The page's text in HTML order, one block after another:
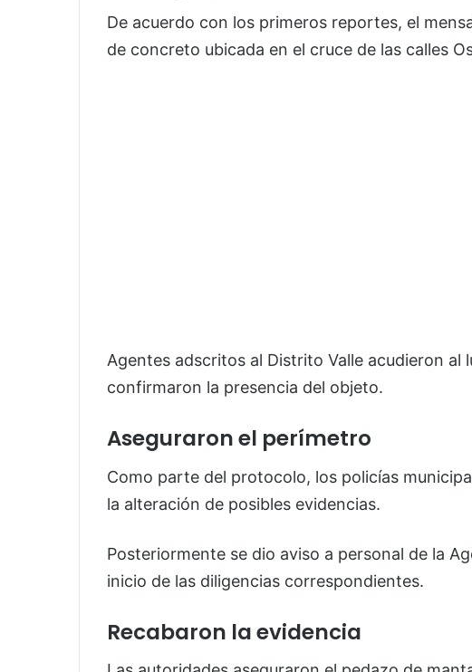
De acuerdo con los primeros reportes, el
de concreto ubicada en el cruce de las calles
Agentes adscritos al Distrito Valle acudieron
confirmaron la presencia del objeto.
Aseguraron el perímetro
Como parte del protocolo, los policías
la alteración de posibles evidencias.
Posteriormente se dio aviso a personal de la
inicio de las diligencias correspondientes.
Recabaron la evidencia